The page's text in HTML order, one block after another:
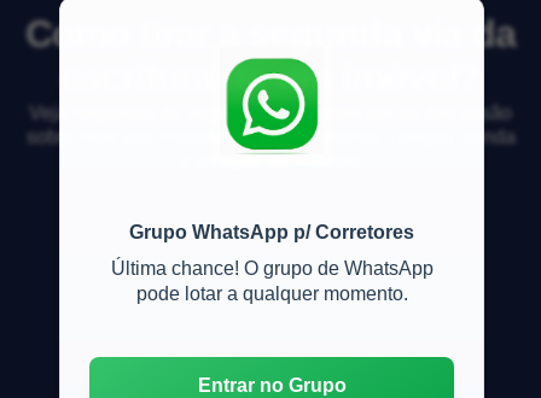
Grupo WhatsApp p/ Corretores
Última chance! O grupo de WhatsApp
pode lotar a qualquer momento.
Entrar no Grupo
Como tirar a segunda via da
escritura de um imóvel?
Veja respostas de especialistas e participe da discussão
sobre mercado imobiliário, financiamento, compra, venda
e locação de imóveis